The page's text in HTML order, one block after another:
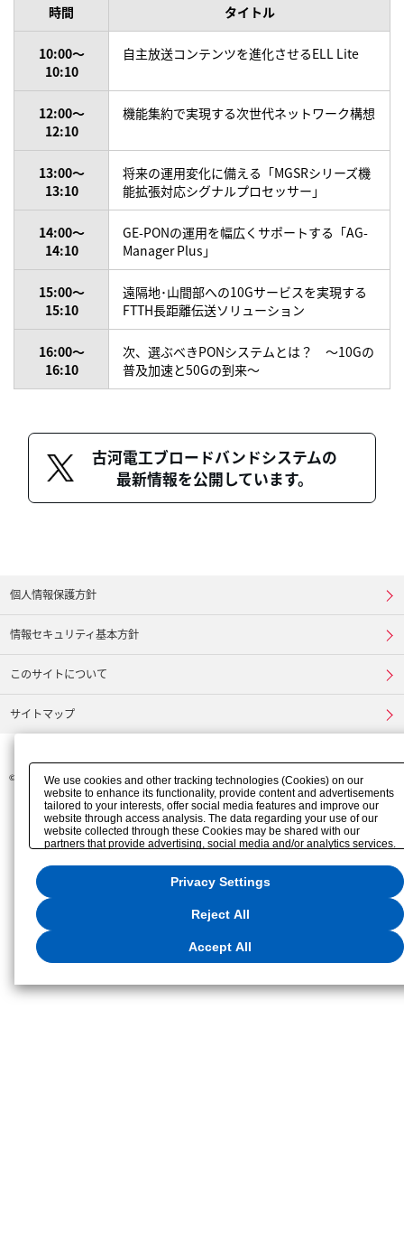
時間 タイトル
10:00～
10:10
自主放送コンテンツを進化させるELL Lite
12:00～
12:10
機能集約で実現する次世代ネットワーク構想
13:00～
13:10
将来の運用変化に備える「MGSRシリーズ機
能拡張対応シグナルプロセッサー」
14:00～
14:10
GE-PONの運用を幅広くサポートする「AG-
Manager Plus」
15:00～
15:10
遠隔地･山間部への10Gサービスを実現する
FTTH長距離伝送ソリューション
16:00～
16:10
次、選ぶべきPONシステムとは？ ～10Gの
普及加速と50Gの到来～
古河電工ブロードバンドシステムの
最新情報を公開しています。
個人情報保護方針
情報セキュリティ基本方針
このサイトについて
サイトマップ
© FURUKAWA ELECTRIC CO., LTD.
We use cookies and other tracking technologies (Cookies) on our
website to enhance its functionality, provide content and advertisements
tailored to your interests, offer social media features and improve our
website through access analysis. The data regarding your use of our
website collected through these Cookies may be shared with our
partners that provide advertising, social media and/or analytics services.
you have provided to them or that they have collected from your use of
their services or other websites to analyze and optimize advertisements
delivered to you by businesses other than us on the internet. If you wish
to reject the use of all Cookies except for Strictly Necessary Cookies,
please click "Reject All". If you agree to the use of all Cookies, please
click "Accept All". To select your preferences for each purpose, please
. You can change your consent or rejection
settings at any time via the hover button displayed at the bottom left of
ourPrivacy Policyor the website footer.
Privacy Settings
Reject All
Accept All